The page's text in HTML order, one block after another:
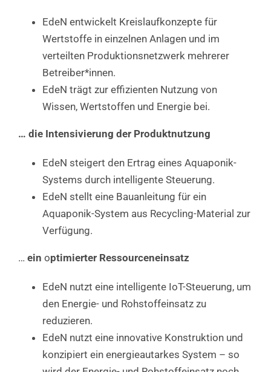
EdeN entwickelt Kreislaufkonzepte für
Wertstoffe in einzelnen Anlagen und im
verteilten Produktionsnetzwerk mehrerer
Betreiber*innen.
EdeN trägt zur effizienten Nutzung von
Wissen, Wertstoffen und Energie bei.
… die Intensivierung der Produktnutzung
EdeN steigert den Ertrag eines Aquaponik-
Systems durch intelligente Steuerung.
EdeN stellt eine Bauanleitung für ein
Aquaponik-System aus Recycling-Material zur
Verfügung.
… ein optimierter Ressourceneinsatz
EdeN nutzt eine intelligente IoT-Steuerung, um
den Energie- und Rohstoffeinsatz zu
reduzieren.
EdeN nutzt eine innovative Konstruktion und
konzipiert ein energieautarkes System – so